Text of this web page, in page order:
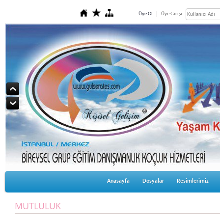
Üye Ol Üye Girişi
Anasayfa Dosyalar Resimlerimiz
MUTLULUK